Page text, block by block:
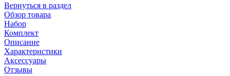
Вернуться в раздел
Обзор товара
Набор
Комплект
Описание
Характеристики
Аксессуары
Отзывы